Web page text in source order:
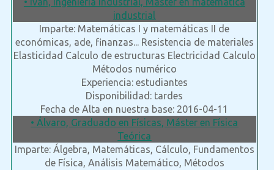
industrial
Imparte: Matemáticas I y matemáticas II de
económicas, ade, finanzas... Resistencia de materiales
Elasticidad Calculo de estructuras Electricidad Calculo
Métodos numérico
Experiencia: estudiantes
Disponibilidad: tardes
Fecha de Alta en nuestra base: 2016-04-11
• Álvaro, Graduado en Físicas, Máster en Física
Teórica
Imparte: Álgebra, Matemáticas, Cálculo, Fundamentos
de Física, Análisis Matemático, Métodos